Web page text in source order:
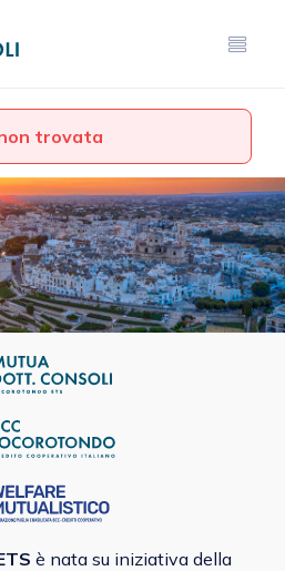
trovata
è nata su iniziativa della